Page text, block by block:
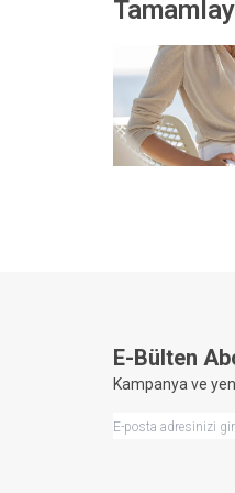
E-Bülten
Kampanya ve